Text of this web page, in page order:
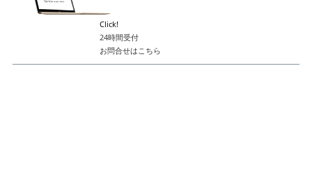
Click!
24時間受付
お問合せはこちら